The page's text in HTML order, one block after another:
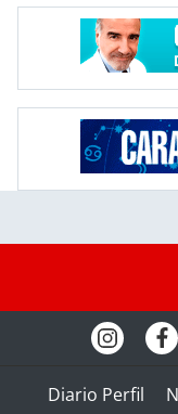
Diario Perfil